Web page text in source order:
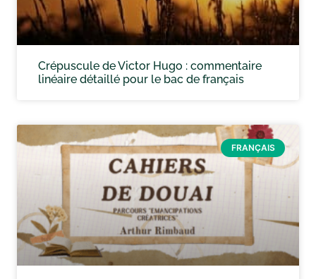
Crépuscule de Victor Hugo : commentaire
linéaire détaillé pour le bac de français
FRANÇAIS